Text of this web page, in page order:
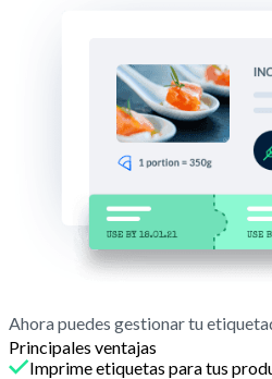
Ahora puedes gestionar tu
Principales ventajas
Imprime etiquetas para tus